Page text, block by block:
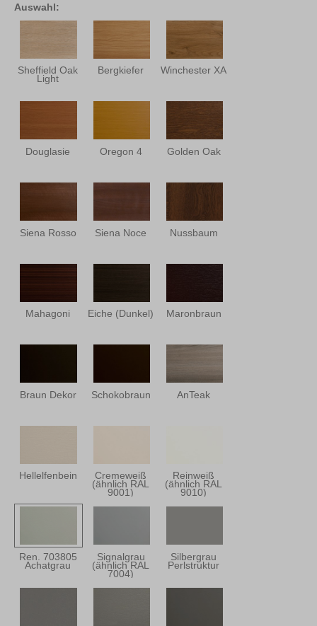
Auswahl:
Sheffield Oak
Light
Bergkiefer Winchester XA
Douglasie Oregon 4 Golden Oak
Siena Rosso Siena Noce Nussbaum
Mahagoni Eiche (Dunkel) Maronbraun
Braun Dekor Schokobraun AnTeak
Hellelfenbein Cremeweiß
(ähnlich RAL
9001)
Reinweiß
(ähnlich RAL
9010)
Ren. 703805
Achatgrau
Signalgrau
(ähnlich RAL
7004)
Silbergrau
Perlstruktur